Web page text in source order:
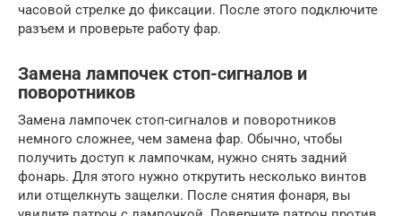
часовой стрелке до фиксации. После этого подключите
разъем и проверьте работу фар.
Замена лампочек стоп-сигналов и
поворотников
Замена лампочек стоп-сигналов и поворотников
немного сложнее, чем замена фар. Обычно, чтобы
получить доступ к лампочкам, нужно снять задний
фонарь. Для этого нужно открутить несколько винтов
или отщелкнуть защелки. После снятия фонаря, вы